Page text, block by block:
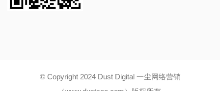
© Copyright 2024 Dust Digital 一尘网络营销